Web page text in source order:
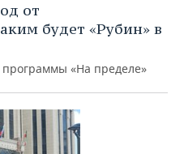
от
будет «Рубин» в
«На пределе»